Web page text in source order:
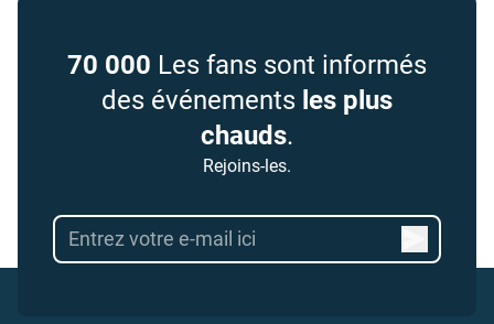
70 000 Les fans sont informés
des événements les plus
chauds.
Rejoins-les.